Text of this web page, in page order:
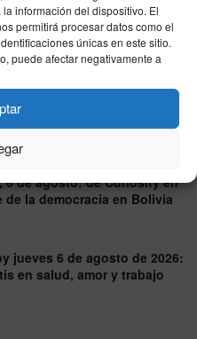
información del dispositivo. El
permitirá procesar datos como el
únicas en este sitio.
puede afectar negativamente a
el regreso de ‘Me
RTVE
sorprende con una
6 de agosto: de Curiosity en
de la democracia en Bolivia
jueves 6 de agosto de 2026:
en salud, amor y trabajo